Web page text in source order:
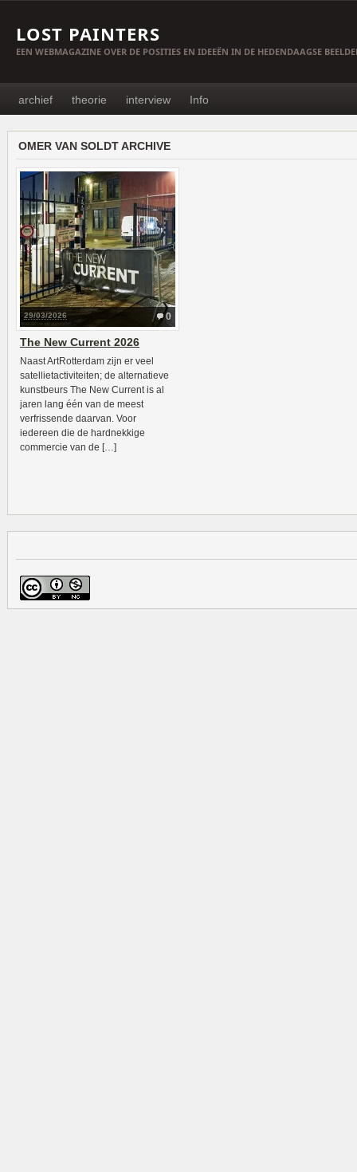
LOST PAINTERS
EEN WEBMAGAZINE OVER DE POSITIES EN IDEEËN IN DE HEDENDAAGSE
archief theorie interview Info
OMER VAN SOLDT ARCHIVE
0
29/03/2026
The New Current 2026
Naast ArtRotterdam zijn er veel
satellietactiviteiten; de alternatieve
kunstbeurs The New Current is al
jaren lang één van de meest
verfrissende daarvan. Voor
iedereen die de hardnekkige
commercie van de […]